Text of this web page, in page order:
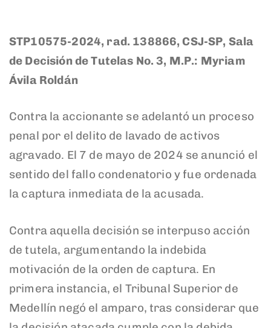
STP10575-2024, rad. 138866, CSJ-SP, Sala
de Decisión de Tutelas No. 3, M.P.: Myriam
Ávila Roldán
Contra la accionante se adelantó un proceso
penal por el delito de lavado de activos
agravado. El 7 de mayo de 2024 se anunció el
sentido del fallo condenatorio y fue ordenada
la captura inmediata de la acusada.
Contra aquella decisión se interpuso acción
de tutela, argumentando la indebida
motivación de la orden de captura. En
primera instancia, el Tribunal Superior de
Medellín negó el amparo, tras considerar que